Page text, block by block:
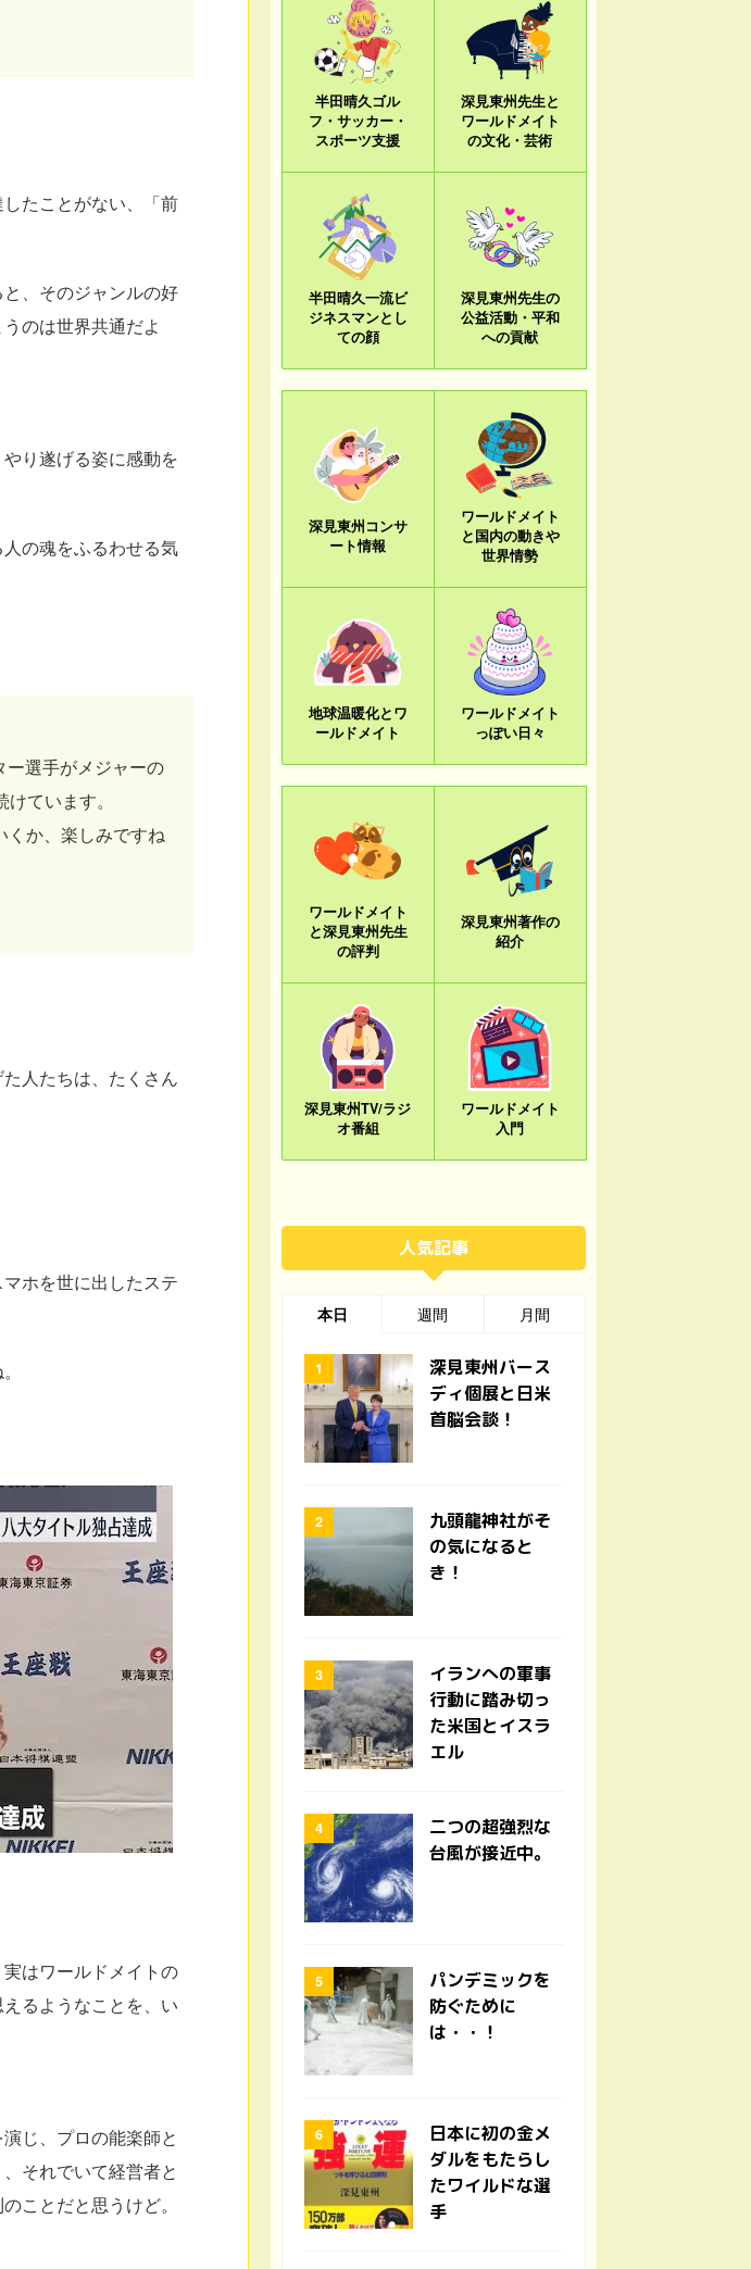
たことがない、「前
、そのジャンルの好
のは世界共通だよ
り遂げる姿に感動を
の魂をふるわせる気
ー選手がメジャーの
ています。
くか、楽しみですね
人たちは、たくさん
ホを世に出したステ
はワールドメイトの
るようなことを、い
じ、プロの能楽師と
それでいて経営者と
ことだと思うけど。
半田晴久ゴル
フ・サッカー・
スポーツ支援
深見東州先生と
ワールドメイト
の文化・芸術
半田晴久一流ビ
ジネスマンとし
ての顔
深見東州先生の
公益活動・平和
への貢献
深見東州コンサ
ート情報
ワールドメイト
と国内の動きや
世界情勢
地球温暖化とワ
ールドメイト
ワールドメイト
っぽい日々
ワールドメイト
と深見東州先生
の評判
深見東州著作の
紹介
深見東州TV/ラジ
オ番組
ワールドメイト
入門
人気記事
本日 週間 月間
深見東州バース
ディ個展と日米
首脳会談！
九頭龍神社がそ
の気になると
き！
イランへの軍事
行動に踏み切っ
た米国とイスラ
エル
二つの超強烈な
台風が接近中。
パンデミックを
防ぐために
は・・！
日本に初の金メ
ダルをもたらし
たワイルドな選
手